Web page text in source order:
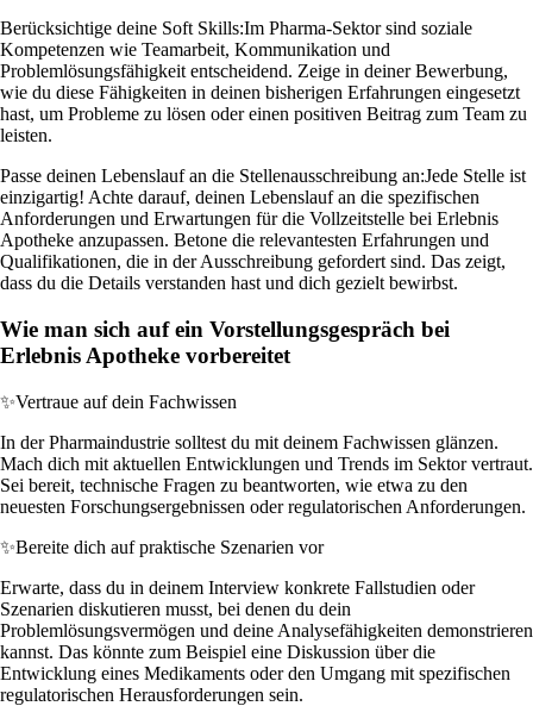
Berücksichtige deine Soft Skills:Im Pharma-Sektor sind soziale
Kompetenzen wie Teamarbeit, Kommunikation und
Problemlösungsfähigkeit entscheidend. Zeige in deiner Bewerbung,
wie du diese Fähigkeiten in deinen bisherigen Erfahrungen eingesetzt
hast, um Probleme zu lösen oder einen positiven Beitrag zum Team zu
leisten.
Passe deinen Lebenslauf an die Stellenausschreibung an:Jede Stelle ist
einzigartig! Achte darauf, deinen Lebenslauf an die spezifischen
Anforderungen und Erwartungen für die Vollzeitstelle bei Erlebnis
Apotheke anzupassen. Betone die relevantesten Erfahrungen und
Qualifikationen, die in der Ausschreibung gefordert sind. Das zeigt,
dass du die Details verstanden hast und dich gezielt bewirbst.
Wie man sich auf ein Vorstellungsgespräch bei
Erlebnis Apotheke vorbereitet
✨Vertraue auf dein Fachwissen
In der Pharmaindustrie solltest du mit deinem Fachwissen glänzen.
Mach dich mit aktuellen Entwicklungen und Trends im Sektor vertraut.
Sei bereit, technische Fragen zu beantworten, wie etwa zu den
neuesten Forschungsergebnissen oder regulatorischen Anforderungen.
✨Bereite dich auf praktische Szenarien vor
Erwarte, dass du in deinem Interview konkrete Fallstudien oder
Szenarien diskutieren musst, bei denen du dein
Problemlösungsvermögen und deine Analysefähigkeiten demonstrieren
kannst. Das könnte zum Beispiel eine Diskussion über die
Entwicklung eines Medikaments oder den Umgang mit spezifischen
regulatorischen Herausforderungen sein.